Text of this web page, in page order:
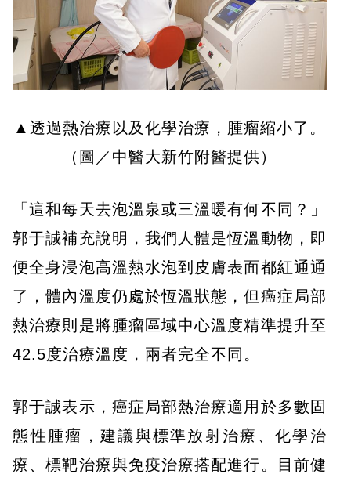
▲透過熱治療以及化學治療，腫瘤縮小了。
（圖／中醫大新竹附醫提供）
「這和每天去泡溫泉或三溫暖有何不同？」
郭于誠補充說明，我們人體是恆溫動物，即
便全身浸泡高溫熱水泡到皮膚表面都紅通通
了，體內溫度仍處於恆溫狀態，但癌症局部
熱治療則是將腫瘤區域中心溫度精準提升至
42.5度治療溫度，兩者完全不同。
郭于誠表示，癌症局部熱治療適用於多數固
態性腫瘤，建議與標準放射治療、化學治
療、標靶治療與免疫治療搭配進行。目前健